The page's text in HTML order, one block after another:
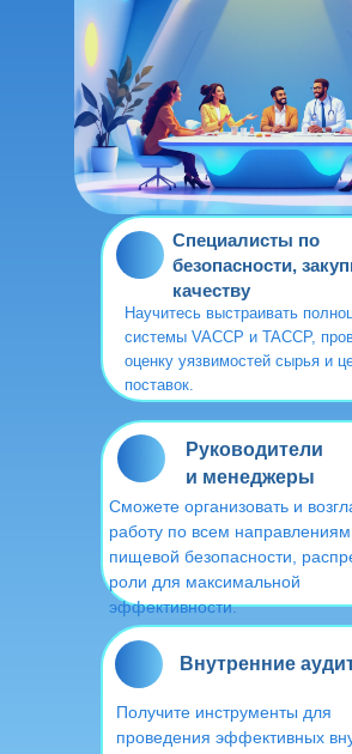
Научитесь выстраивать
системы VACCP и TACCP,
оценку уязвимостей сырья и
поставок.
Специалисты по
безопасности,
качеству
Получите инструменты для
проведения эффективных
Внутренние
Сможете организовать и
работу по всем направлениям
пищевой безопасности,
роли для максимальной
эффективности.
Руководители
и менеджеры